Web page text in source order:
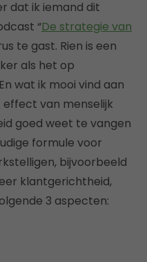
dat ik iemand dit
“De strategie van
te gast. Rien is een
als het op
wat ik mooi vind aan
effect van menselijk
goed weet te vangen
formule voor
bijvoorbeeld
klantgerichtheid,
3 aspecten: